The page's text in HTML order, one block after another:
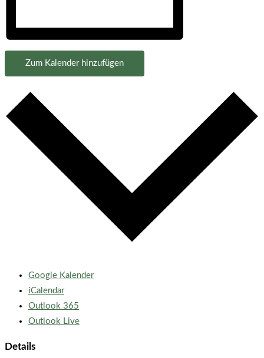
Zum Kalender hinzufügen
Google Kalender
iCalendar
Outlook 365
Outlook Live
Details